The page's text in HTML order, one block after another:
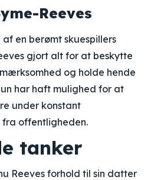
Reeves
en berømt skuespillers
gjort alt for at beskytte
og holde hende
har haft mulighed for at
under konstant
offentligheden.
tanker
Reeves forhold til sin datter